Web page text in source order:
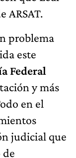
ARSAT.
problema
este
Federal
y más
en el
judicial que
de